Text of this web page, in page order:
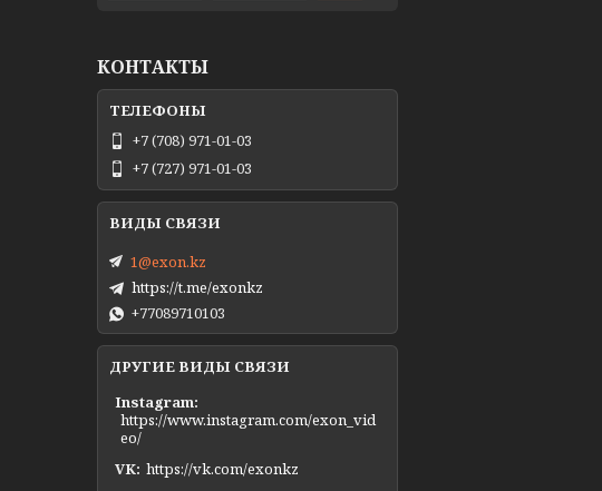
КОНТАКТЫ
+7 (708) 971-01-03
+7 (727) 971-01-03
1@exon.kz
https://t.me/exonkz
+77089710103
ДРУГИЕ ВИДЫ СВЯЗИ
Instagram
https://www.instagram.com/exon_vid
eo/
VK https://vk.com/exonkz